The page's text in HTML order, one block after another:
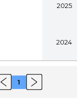
2025
2024
1